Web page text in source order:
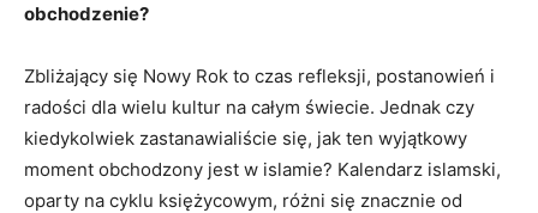
obchodzenie?
Zbliżający się Nowy Rok to czas refleksji, postanowień i
radości dla wielu kultur na całym świecie. Jednak czy
kiedykolwiek zastanawialiście się, jak ten wyjątkowy
moment obchodzony jest w islamie? Kalendarz islamski,
oparty na cyklu księżycowym, różni się znacznie od